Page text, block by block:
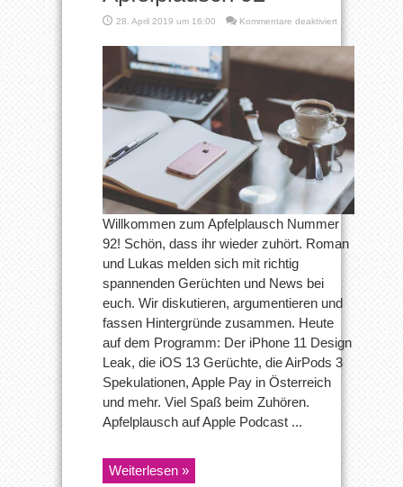
28. April 2019 um 16:00 Kommentare deaktiviertfür
11
geleakt
13
Gerüchte
| Wann
kommen
AirPods
–
Apfelplausch
92
Willkommen zum Apfelplausch Nummer
92! Schön, dass ihr wieder zuhört. Roman
und Lukas melden sich mit richtig
spannenden Gerüchten und News bei
euch. Wir diskutieren, argumentieren und
fassen Hintergründe zusammen. Heute
auf dem Programm: Der iPhone 11 Design
Leak, die iOS 13 Gerüchte, die AirPods 3
Spekulationen, Apple Pay in Österreich
und mehr. Viel Spaß beim Zuhören.
Apfelplausch auf Apple Podcast ...
Weiterlesen »